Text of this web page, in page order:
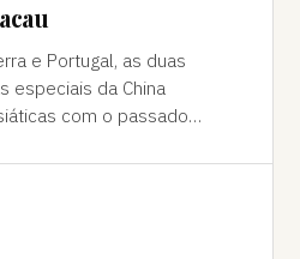
e Portugal, as duas
especiais da China
com o passado